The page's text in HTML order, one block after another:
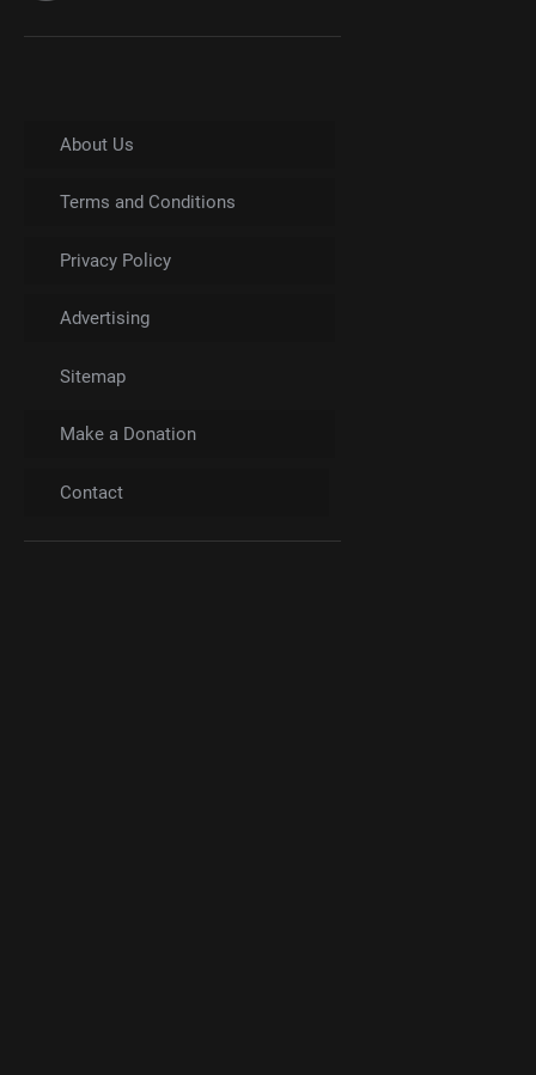
About Us
Terms and Conditions
Privacy Policy
Advertising
Sitemap
Make a Donation
Contact